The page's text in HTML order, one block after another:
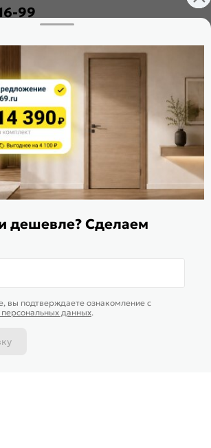
₽ Купить в 1 клик
99
Дверей 169.RU
дешевле? Сделаем
вы подтверждаете ознакомление c
данных.